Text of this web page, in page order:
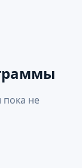
пока не